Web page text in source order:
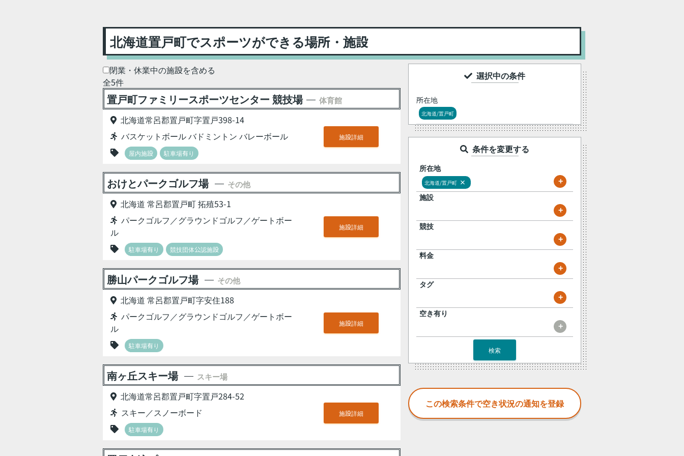
北海道置戸町でスポーツができる場所・施設
閉業・休業中の施設を含める
全5件
置戸町ファミリースポーツセンター 競技場 体育館
北海道常呂郡置戸町字置戸398-14
バスケットボール バドミントン バレーボール
屋内施設 駐車場有り
施設詳細
おけとパークゴルフ場 その他
北海道 常呂郡置戸町 拓殖53-1
パークゴルフ／グラウンドゴルフ／ゲートボー
ル
駐車場有り 競技団体公認施設
施設詳細
勝山パークゴルフ場 その他
北海道 常呂郡置戸町字安住188
パークゴルフ／グラウンドゴルフ／ゲートボー
ル
駐車場有り
施設詳細
南ヶ丘スキー場 スキー場
北海道常呂郡置戸町字置戸284-52
スキー／スノーボード
駐車場有り
施設詳細
選択中の条件
所在地
北海道/置戸町
条件を変更する
所在地
北海道/置戸町 × +
施設
+
競技
+
料金
+
タグ
+
空き有り
+
検索